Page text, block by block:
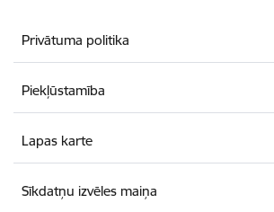
Privātuma politika
Piekļūstamība
Lapas karte
Sīkdatņu izvēles maiņa